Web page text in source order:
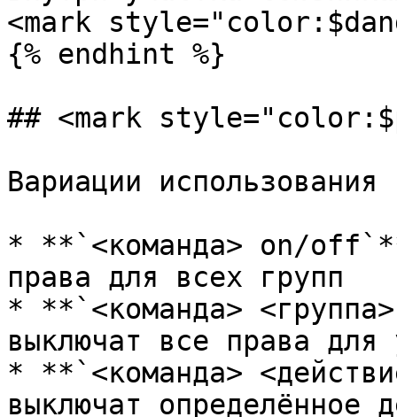
<mark
{% endhint %}
## <mark
Вариации использования
* **`<команда> on/
права для всех групп
* **`<команда>
выключат все права для
* **`<команда>
выключат определённое